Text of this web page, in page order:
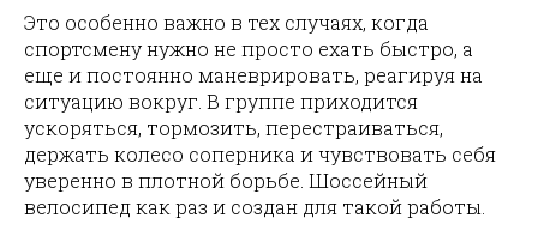
Это особенно важно в тех случаях, когда
спортсмену нужно не просто ехать быстро, а
еще и постоянно маневрировать, реагируя на
ситуацию вокруг. В группе приходится
ускоряться, тормозить, перестраиваться,
держать колесо соперника и чувствовать себя
уверенно в плотной борьбе. Шоссейный
велосипед как раз и создан для такой работы.